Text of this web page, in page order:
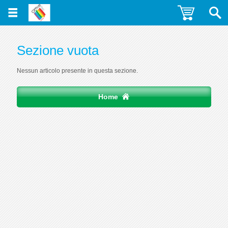
Sezione vuota
Nessun articolo presente in questa sezione.
Home